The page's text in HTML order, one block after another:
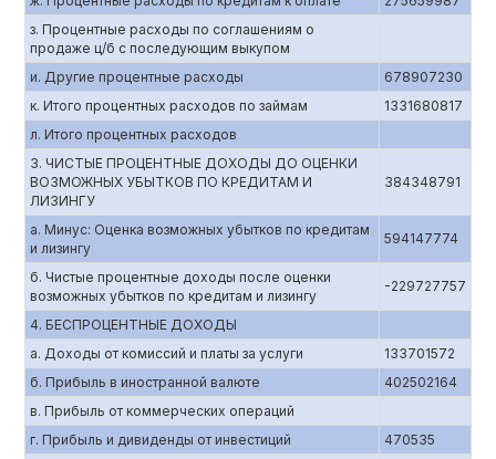
з. Процентные расходы по соглашениям о
продаже ц/б с последующим выкупом
и. Другие процентные расходы
678907230
к. Итого процентных расходов по займам
1331680817
л. Итого процентных расходов
3. ЧИСТЫЕ ПРОЦЕНТНЫЕ ДОХОДЫ ДО ОЦЕНКИ
ВОЗМОЖНЫХ УБЫТКОВ ПО КРЕДИТАМ И
ЛИЗИНГУ
384348791
а. Минус: Оценка возможных убытков по кредитам
и лизингу
594147774
б. Чистые процентные доходы после оценки
возможных убытков по кредитам и лизингу
-229727757
4. БЕСПРОЦЕНТНЫЕ ДОХОДЫ
а. Доходы от комиссий и платы за услуги
133701572
б. Прибыль в иностранной валюте
402502164
в. Прибыль от коммерческих операций
г. Прибыль и дивиденды от инвестиций
470535